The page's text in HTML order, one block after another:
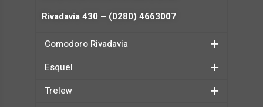
Rivadavia 430 – (0280) 4663007
Comodoro Rivadavia
Esquel
Trelew